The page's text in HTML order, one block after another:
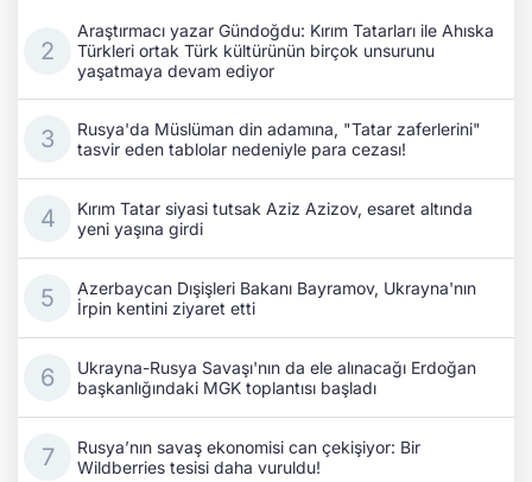
Araştırmacı yazar Gündoğdu: Kırım Tatarları ile Ahıska
Türkleri ortak Türk kültürünün birçok unsurunu
yaşatmaya devam ediyor
Rusya'da Müslüman din adamına, "Tatar zaferlerini"
tasvir eden tablolar nedeniyle para cezası!
Kırım Tatar siyasi tutsak Aziz Azizov, esaret altında
yeni yaşına girdi
Azerbaycan Dışişleri Bakanı Bayramov, Ukrayna'nın
İrpin kentini ziyaret etti
Ukrayna-Rusya Savaşı'nın da ele alınacağı Erdoğan
başkanlığındaki MGK toplantısı başladı
Rusya’nın savaş ekonomisi can çekişiyor: Bir
Wildberries tesisi daha vuruldu!